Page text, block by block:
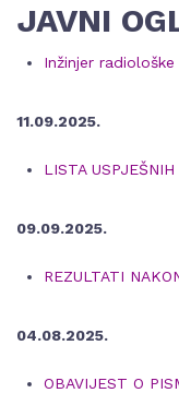
JAVNI
Inžinjer
11.09.2025.
LISTA
09.09.2025.
REZULTATI
04.08.2025.
OBAVIJEST O